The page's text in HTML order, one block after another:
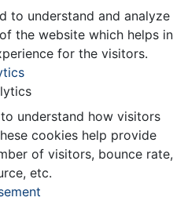
to understand and analyze
the website which helps in
for the visitors.
understand how visitors
cookies help provide
of visitors, bounce rate,
etc.